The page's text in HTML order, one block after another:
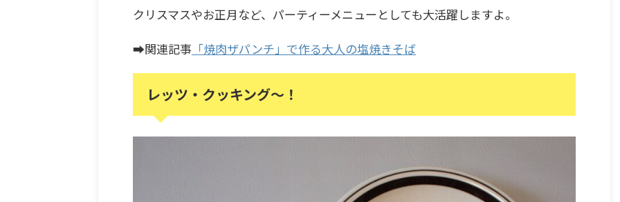
クリスマスやお正月など、パーティーメニューとしても大活躍しますよ。
➡関連記事 「焼肉ザパンチ」で作る大人の塩焼きそば
レッツ・クッキング～！